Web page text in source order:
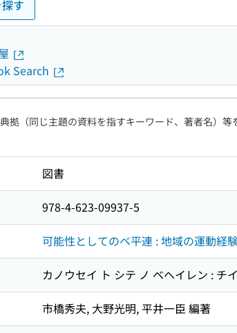
す
Search
拠（同じ主題の資料を指すキーワード、著者名）等
図書
978-4-623-09937-5
可能性としてのベ平連 : 地域の運動経
カノウセイ ト シテ ノ ベヘイレン : チ
市橋秀夫, 大野光明, 平井一臣 編著